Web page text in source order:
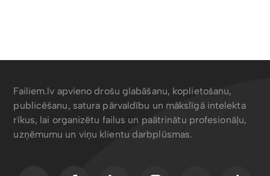
Failiem.lv apvieno drošu glabāšanu, koplietošanu,
publicēšanu, satura pārvaldību un mākslīgā intelekta
rīkus, lai organizētu failus un paātrinātu profesionāļu,
uzņēmumu un viņu klientu darbplūsmas.